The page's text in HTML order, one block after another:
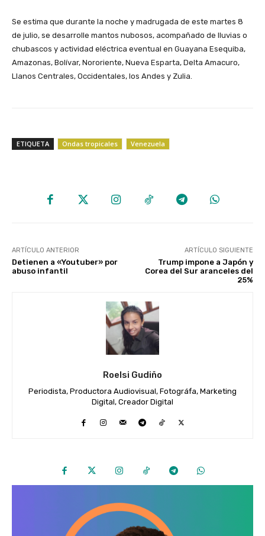
‎Se estima que durante la noche y madrugada de este martes 8
de julio, se desarrolle mantos nubosos, acompañado de lluvias o
chubascos y actividad eléctrica eventual en Guayana Esequiba,
Amazonas, Bolívar, Nororiente, Nueva Esparta, Delta Amacuro,
Llanos Centrales, Occidentales, los Andes y Zulia.
ETIQUETA Ondas tropicales Venezuela
ARTÍCULO ANTERIOR
Detienen a «Youtuber» por
abuso infantil
ARTÍCULO SIGUIENTE
Trump impone a Japón y
Corea del Sur aranceles del
25%
Roelsi Gudiño
Periodista, Productora Audiovisual, Fotográfa, Marketing
Digital, Creador Digital